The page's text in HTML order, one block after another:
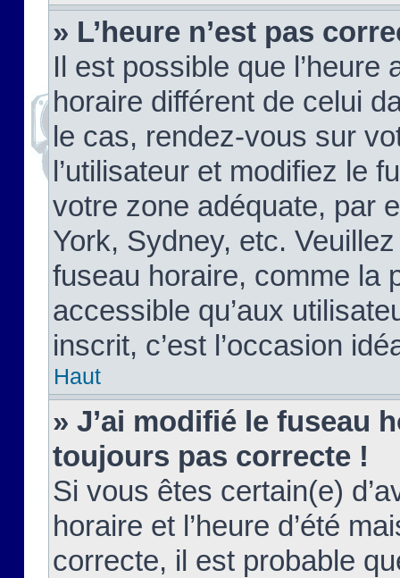
» L’heure n’est pas
Il est possible que
horaire différent de celui
le cas, rendez-vous sur
l’utilisateur et modifiez le
votre zone adéquate, par
York, Sydney, etc.
fuseau horaire, comme la
accessible qu’aux
inscrit, c’est l’occasion
Haut
» J’ai modifié le fuseau
toujours pas correcte !
Si vous êtes certain(e)
horaire et l’heure d’été
correcte, il est probable